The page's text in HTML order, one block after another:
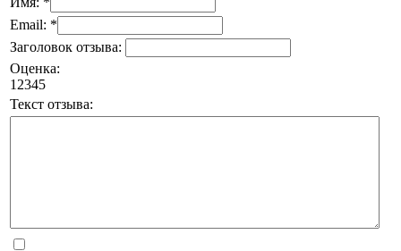
Email: *
Заголовок отзыва:
Оценка:
1 2345
Текст отзыва: